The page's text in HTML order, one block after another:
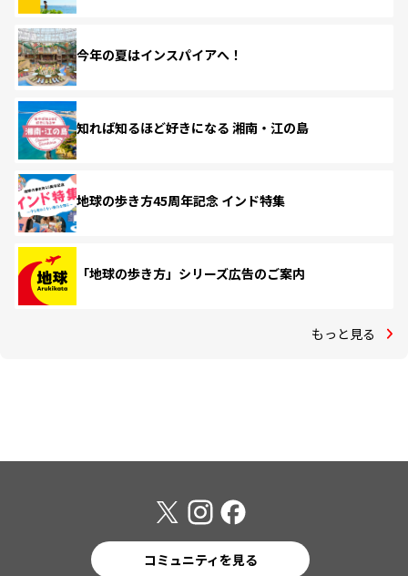
今年の夏はインスパイアへ！
知れば知るほど好きになる 湘南・江の島
地球の歩き方45周年記念 インド特集
「地球の歩き方」シリーズ広告のご案内
もっと見る
コミュニティを見る